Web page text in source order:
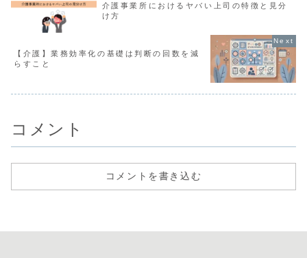
介護事業所におけるヤバい上司の特徴と見分
け方
【介護】業務効率化の基礎は判断の回数を減
らすこと
コメント
コメントを書き込む